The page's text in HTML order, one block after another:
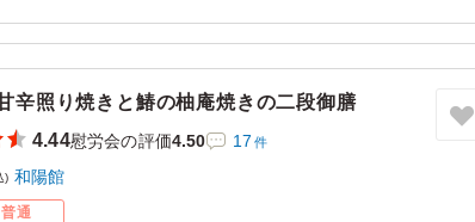
辛照り焼きと鰆の柚庵焼きの二段御膳
4.44慰労会の評価4.50 17 件
) 和陽館
普通